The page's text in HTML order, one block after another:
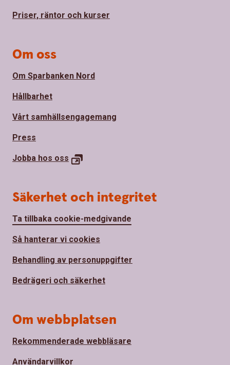
Priser, räntor och kurser
Om oss
Om Sparbanken Nord
Hållbarhet
Vårt samhällsengagemang
Press
Jobba hos oss
Säkerhet och integritet
Ta tillbaka cookie-medgivande
Så hanterar vi cookies
Behandling av personuppgifter
Bedrägeri och säkerhet
Om webbplatsen
Rekommenderade webbläsare
Användarvillkor